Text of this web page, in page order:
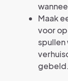
Maak
voor
spullen
gebeld.